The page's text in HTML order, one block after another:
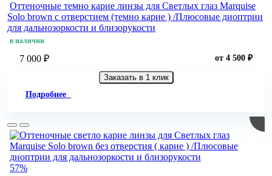
Оттеночные темно карие линзы для Светлых глаз Marquise
Solo brown с отверстием (темно карие ) /Плюсовые диоптрии
для дальнозоркости и близорукости
в наличии
7 000 ₽ от 4 500 ₽
Заказать в 1 клик
Подробнее
57%